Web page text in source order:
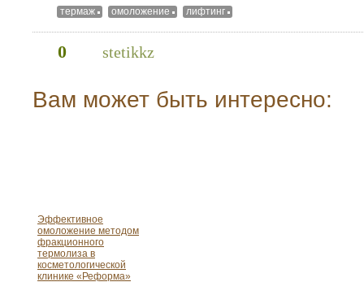
термаж омоложение лифтинг
0 stetikkz
Вам может быть интересно:
Эффективное
омоложение методом
фракционного
термолиза в
косметологической
клинике «Реформа»